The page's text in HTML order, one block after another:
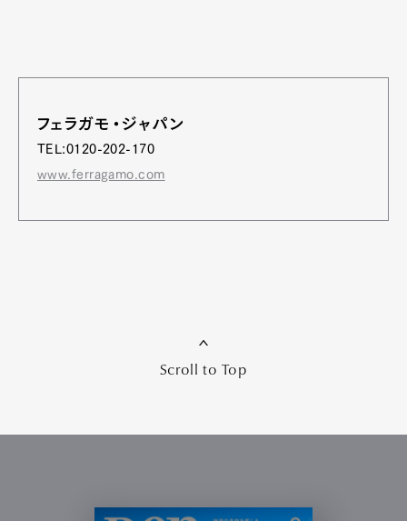
フェラガモ・ジャパン
TEL:0120-202-170
www.ferragamo.com
Scroll to Top